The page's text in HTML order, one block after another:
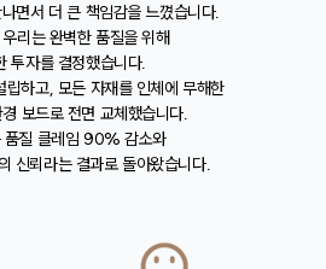
면서 더 큰 책임감을 느꼈습니다.
리는 완벽한 품질을 위해
투자를 결정했습니다.
립하고, 모든 자재를 인체에 무해한
보드로 전면 교체했습니다.
품질 클레임 90% 감소와
신뢰라는 결과로 돌아왔습니다.